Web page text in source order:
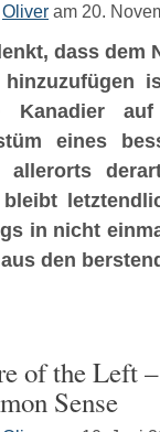
Oliver am 20.
dass dem
hinzuzufügen
Kanadier
eines
allerorts
in nicht
den
of the Left
Sense